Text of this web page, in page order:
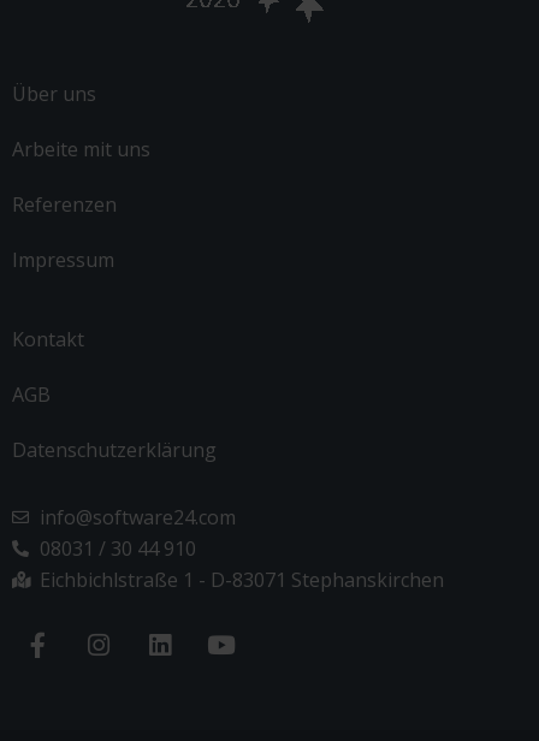
Über uns
Arbeite mit uns
Referenzen
Impressum
Kontakt
AGB
Datenschutzerklärung
info@software24.com
08031 / 30 44 910
Eichbichlstraße 1 - D-83071 Stephanskirchen